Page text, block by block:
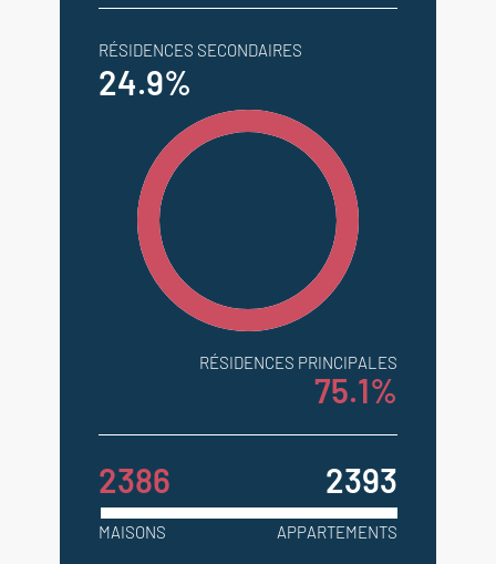
RÉSIDENCES SECONDAIRES
24.9%
RÉSIDENCES PRINCIPALES
75.1%
2386 2393
MAISONS APPARTEMENTS